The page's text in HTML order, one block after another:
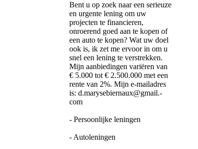
Bent u op zoek naar een serieuze
en urgente lening om uw
projecten te financieren,
onroerend goed aan te kopen of
een auto te kopen? Wat uw doel
ook is, ik zet me ervoor in om u
snel een lening te verstrekken.
Mijn aanbiedingen variëren van
€ 5.000 tot € 2.500.000 met een
rente van 2%. Mijn e-mailadres
is: d.­marysebiernaux@­gmail.­
com
- Persoonlijke leningen
- Autoleningen